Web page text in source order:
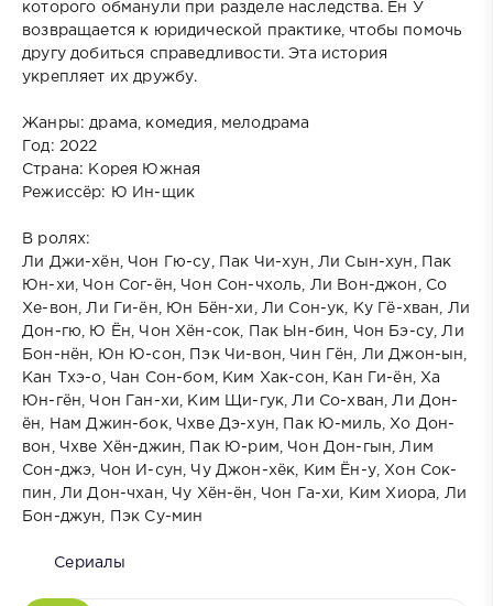
которого обманули при разделе наследства. Ён У
возвращается к юридической практике, чтобы помочь
другу добиться справедливости. Эта история
укрепляет их дружбу.
Жанры: драма, комедия, мелодрама
Год: 2022
Страна: Корея Южная
Режиссёр: Ю Ин-щик
В ролях:
Ли Джи-хён, Чон Гю-су, Пак Чи-хун, Ли Сын-хун, Пак
Юн-хи, Чон Сог-ён, Чон Сон-чхоль, Ли Вон-джон, Со
Хе-вон, Ли Ги-ён, Юн Бён-хи, Ли Сон-ук, Ку Гё-хван, Ли
Дон-гю, Ю Ён, Чон Хён-сок, Пак Ын-бин, Чон Бэ-су, Ли
Бон-нён, Юн Ю-сон, Пэк Чи-вон, Чин Гён, Ли Джон-ын,
Кан Тхэ-о, Чан Сон-бом, Ким Хак-сон, Кан Ги-ён, Ха
Юн-гён, Чон Ган-хи, Ким Щи-гук, Ли Со-хван, Ли Дон-
ён, Нам Джин-бок, Чхве Дэ-хун, Пак Ю-миль, Хо Дон-
вон, Чхве Хён-джин, Пак Ю-рим, Чон Дон-гын, Лим
Сон-джэ, Чон И-сун, Чу Джон-хёк, Ким Ён-у, Хон Сок-
пин, Ли Дон-чхан, Чу Хён-ён, Чон Га-хи, Ким Хиора, Ли
Бон-джун, Пэк Су-мин
Сериалы